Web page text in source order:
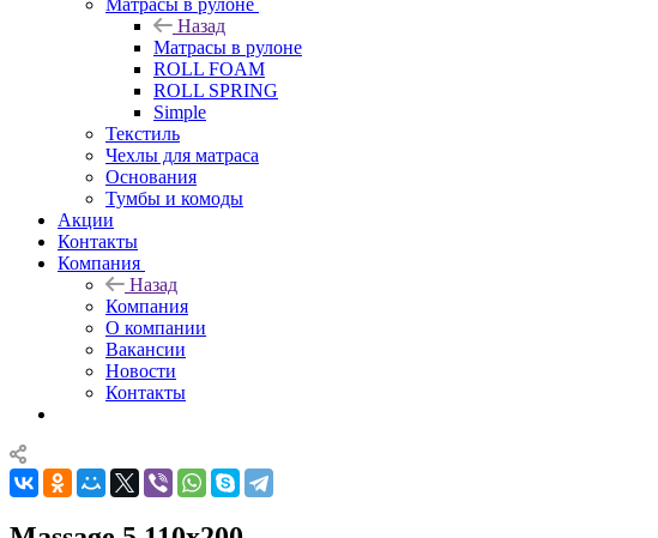
Матрасы в рулоне
Назад
Матрасы в рулоне
ROLL FOAM
ROLL SPRING
Simple
Текстиль
Чехлы для матраса
Основания
Тумбы и комоды
Акции
Контакты
Компания
Назад
Компания
О компании
Вакансии
Новости
Контакты